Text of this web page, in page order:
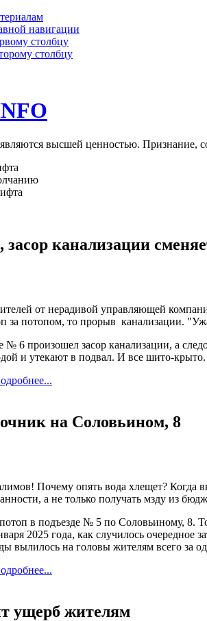
навигации
столбцу
столбцу
высшей ценностью. Признание,
засор канализации
от нерадивой управляющей
за потопом, то прорыв канализации.
№ 6 произошел засор канализации, а
и утекают в подвал. И все шито-крыто.
на Соловьином, 8
Почему опять вода хлещет? Когда
а не только получать мзду из
в подъезде № 5 по Соловьиному, 8.
2025 года, как случилось очередное
вылилось на головы жителям всего за
ущерб жителям